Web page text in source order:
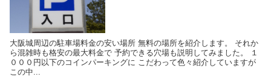
大阪城周辺の駐車場料金の安い場所 無料の場所を紹介します。 それか
ら混雑時も格安の最大料金で 予約できる穴場も説明してみました。 １
０００円以下のコインパーキングに こだわって色々紹介していますが
この中...